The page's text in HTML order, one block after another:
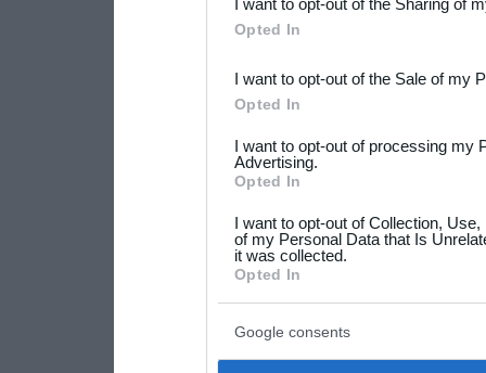
Downstream Participants
third parties.
Please note that this
not limited to your visit or
your data for below
consent section.
Opted In
I want to opt-out of the Sale of my
Opted In
I want to opt-out of processing my
Advertising.
Opted In
I want to opt-out of Collection,
of my Personal Data that Is
it was collected.
Opted In
Google consents